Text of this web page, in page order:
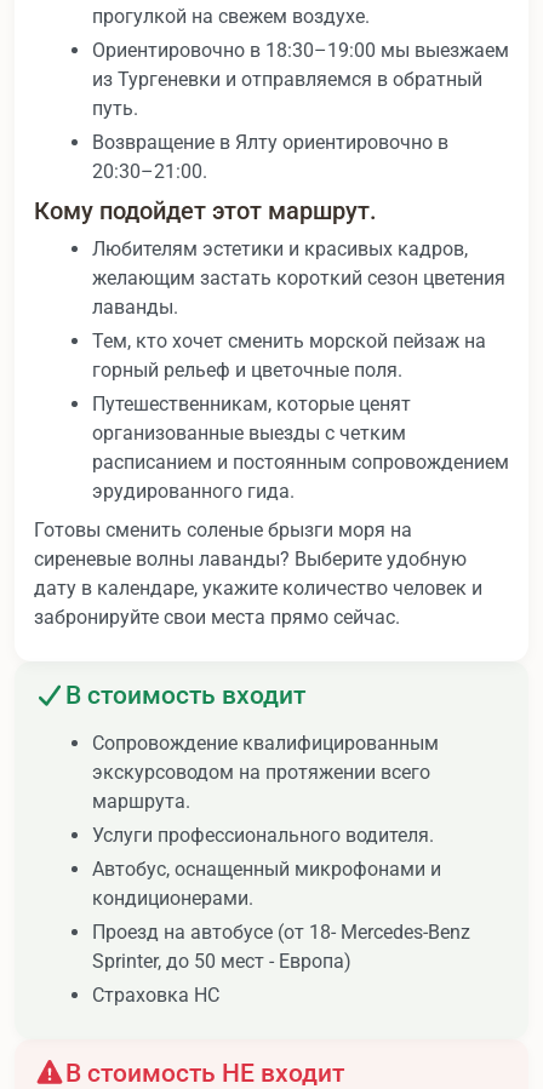
прогулкой на свежем воздухе.
Ориентировочно в 18:30–19:00 мы выезжаем
из Тургеневки и отправляемся в обратный
путь.
Возвращение в Ялту ориентировочно в
20:30–21:00.
Кому подойдет этот маршрут.
Любителям эстетики и красивых кадров,
желающим застать короткий сезон цветения
лаванды.
Тем, кто хочет сменить морской пейзаж на
горный рельеф и цветочные поля.
Путешественникам, которые ценят
организованные выезды с четким
расписанием и постоянным сопровождением
эрудированного гида.
Готовы сменить соленые брызги моря на
сиреневые волны лаванды? Выберите удобную
дату в календаре, укажите количество человек и
забронируйте свои места прямо сейчас.
В стоимость входит
Сопровождение квалифицированным
экскурсоводом на протяжении всего
маршрута.
Услуги профессионального водителя.
Автобус, оснащенный микрофонами и
кондиционерами.
Проезд на автобусе (от 18- Mercedes-Benz
Sprinter, до 50 мест - Европа)
Страховка НС
В стоимость НЕ входит